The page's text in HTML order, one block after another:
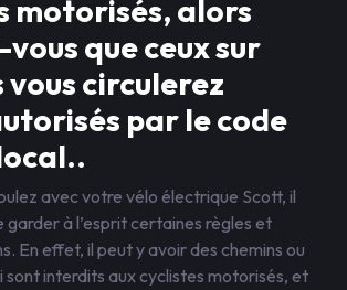
motorisés, alors
que ceux sur
vous circulerez
par le code
avec votre vélo électrique Scott, il
garder à l’esprit certaines règles et
En effet, il peut y avoir des chemins ou
sont interdits aux cyclistes motorisés, et